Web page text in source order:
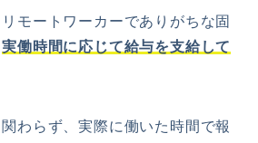
モートワーカーでありがちな固
実働時間に応じて給与を支給して
わらず、実際に働いた時間で報